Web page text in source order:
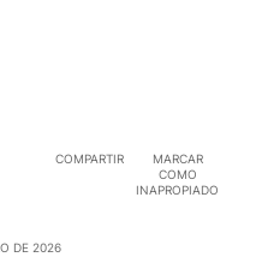
COMPARTIR
MARCAR
COMO
INAPROPIADO
DE 2026